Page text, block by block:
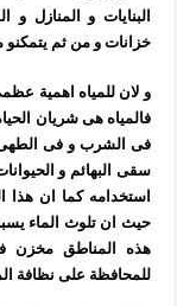
البنايات و المنازل
خزانات و من ثم
و لان للمياه اهمية
فالمياه هى شريان
فى الشرب و فى الطهى
سقى البهائم و
استخدامه كما ان هذا
حيث ان تلوث الماء
هذه المناطق مخزن
للمحافظة على نظافة